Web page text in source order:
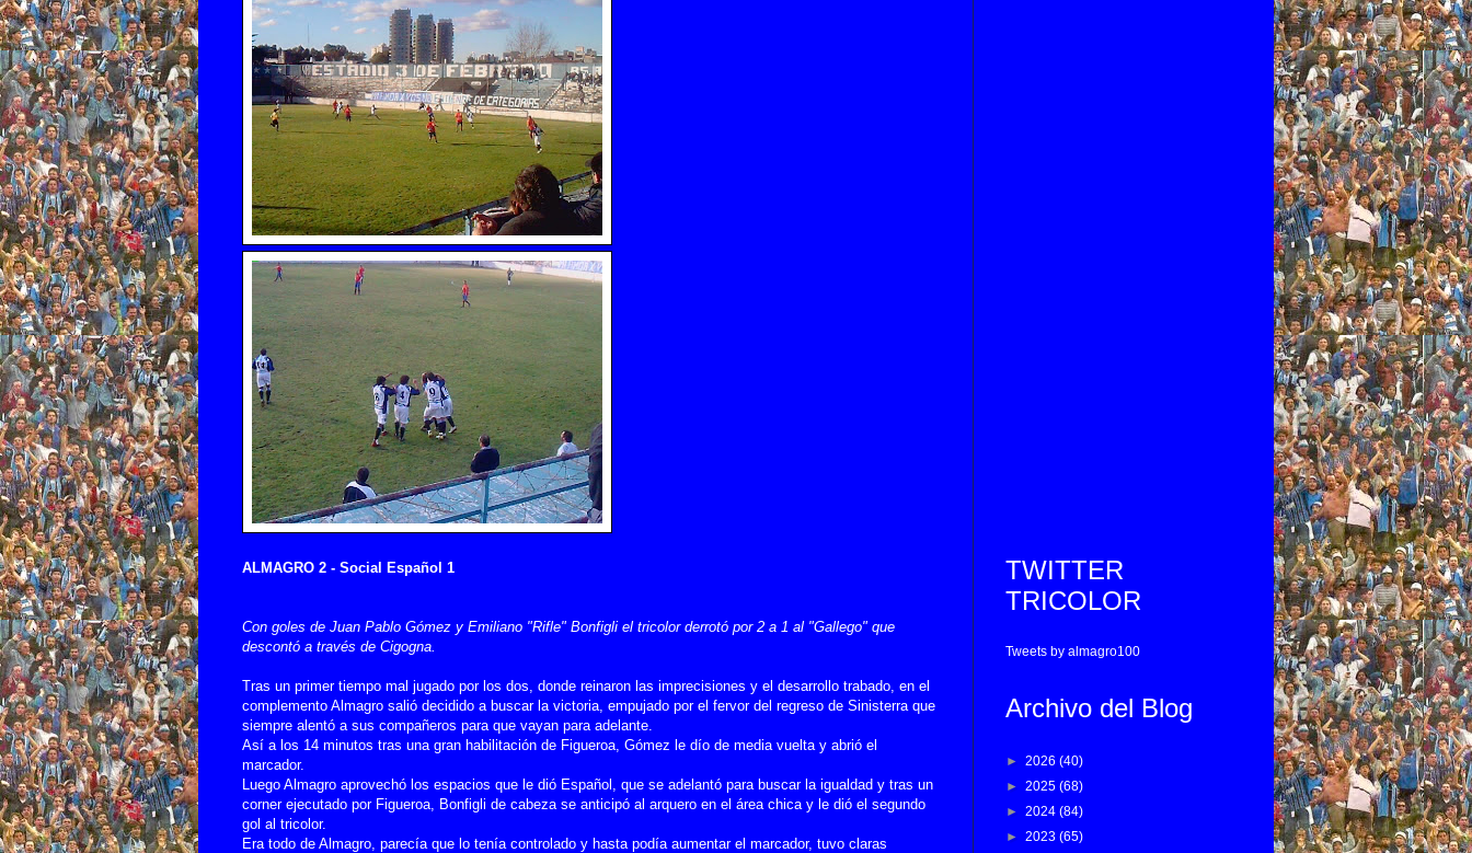
ALMAGRO 2 - Social Español 1
Con goles de Juan Pablo Gómez y Emiliano "Rifle" Bonfigli el tricolor derrotó por 2 a 1 al "Gallego" que
descontó a través de Cigogna.
Tras un primer tiempo mal jugado por los dos, donde reinaron las imprecisiones y el desarrollo trabado, en el
complemento Almagro salió decidido a buscar la victoria, empujado por el fervor del regreso de Sinisterra que
siempre alentó a sus compañeros para que vayan para adelante.
Así a los 14 minutos tras una gran habilitación de Figueroa, Gómez le dío de media vuelta y abrió el
marcador.
Luego Almagro aprovechó los espacios que le dió Español, que se adelantó para buscar la igualdad y tras un
corner ejecutado por Figueroa, Bonfigli de cabeza se anticipó al arquero en el área chica y le dió el segundo
gol al tricolor.
Era todo de Almagro, parecía que lo tenía controlado y hasta podía aumentar el marcador, tuvo claras
TWITTER
TRICOLOR
Tweets by almagro100
Archivo del Blog
► 2026 (40)
► 2025 (68)
► 2024 (84)
► 2023 (65)